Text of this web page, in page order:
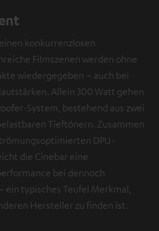
I zu finden
konkurrenzlosen
Filmszenen werden ohne
wiedergegeben – auch bei
Allein 300 Watt gehen
System, bestehend aus zwei
Tieftönern. Zusammen
DPU-
die Cinebar eine
bei dennoch
ein typisches Teufel Merkmal,
Hersteller zu finden ist.